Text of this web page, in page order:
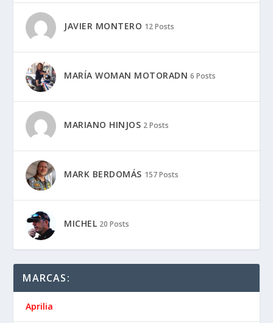
JAVIER MONTERO 12 Posts
MARÍA WOMAN MOTORADN 6 Posts
MARIANO HINJOS 2 Posts
MARK BERDOMÁS 157 Posts
MICHEL 20 Posts
MARCAS:
Aprilia